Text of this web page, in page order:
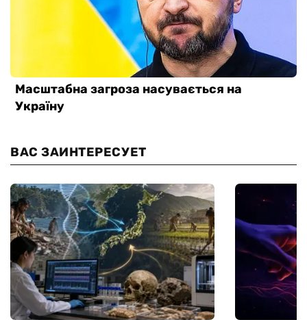
ВАС ЗАИНТЕРЕСУЕТ